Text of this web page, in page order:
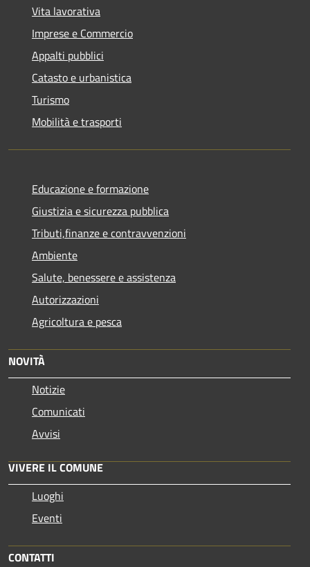
Vita lavorativa
Imprese e Commercio
Appalti pubblici
Catasto e urbanistica
Turismo
Mobilità e trasporti
Educazione e formazione
Giustizia e sicurezza pubblica
Tributi,finanze e contravvenzioni
Ambiente
Salute, benessere e assistenza
Autorizzazioni
Agricoltura e pesca
NOVITÀ
Notizie
Comunicati
Avvisi
VIVERE IL COMUNE
Luoghi
Eventi
CONTATTI